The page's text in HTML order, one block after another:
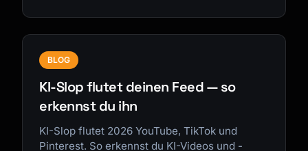
BLOG
KI-Slop flutet deinen Feed — so
erkennst du ihn
KI-Slop flutet 2026 YouTube, TikTok und
Pinterest. So erkennst du KI-Videos und -